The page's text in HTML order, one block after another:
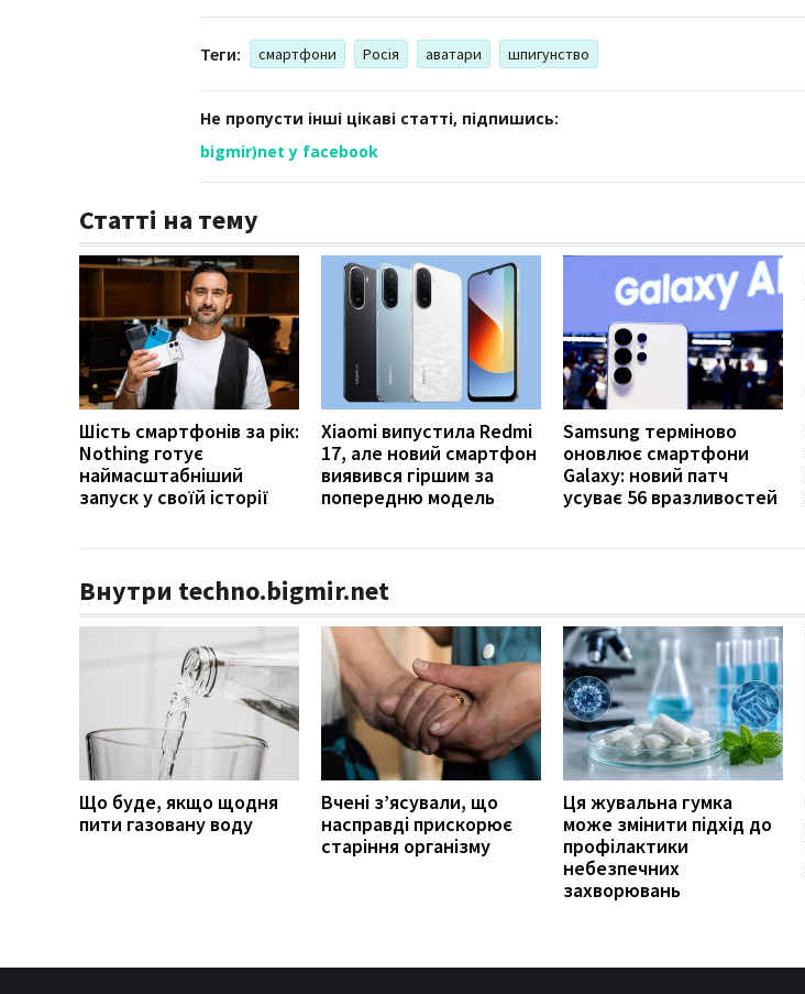
Теги: смартфони Росія аватари шпигунство
Не пропусти інші цікаві статті, підпишись:
bigmir)net у facebook
Статті на тему
Шість смартфонів за рік:
Nothing готує
наймасштабніший
запуск у своїй історії
Xiaomi випустила Redmi
17, але новий смартфон
виявився гіршим за
попередню модель
Samsung терміново
оновлює смартфони
Galaxy: новий патч
усуває 56 вразливостей
Внутри techno.bigmir.net
Що буде, якщо щодня
пити газовану воду
Вчені з’ясували, що
насправді прискорює
старіння організму
Ця жувальна гумка
може змінити підхід до
профілактики
небезпечних
захворювань